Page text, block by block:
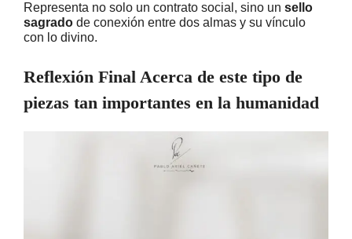
Representa no solo un contrato social, sino un sello
sagrado de conexión entre dos almas y su vínculo
con lo divino.
Reflexión Final Acerca de este tipo de
piezas tan importantes en la humanidad